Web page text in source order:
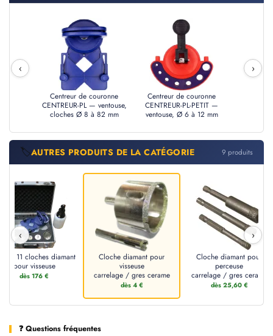
‹ ›
Centreur de couronne
CENTREUR-PL — ventouse,
cloches Ø 8 à 82 mm
Centreur de couronne
CENTREUR-PL-PETIT —
ventouse, Ø 6 à 12 mm
🏷️AUTRES PRODUITS DE LA CATÉGORIE 9 produits
‹ ›
11 cloches diamant
pour visseuse
dès 176 €
Cloche diamant pour
visseuse
carrelage / gres cerame
dès 4 €
Cloche diamant pour
perceuse
carrelage / gres cerame
dès 25,60 €
❓ Questions fréquentes